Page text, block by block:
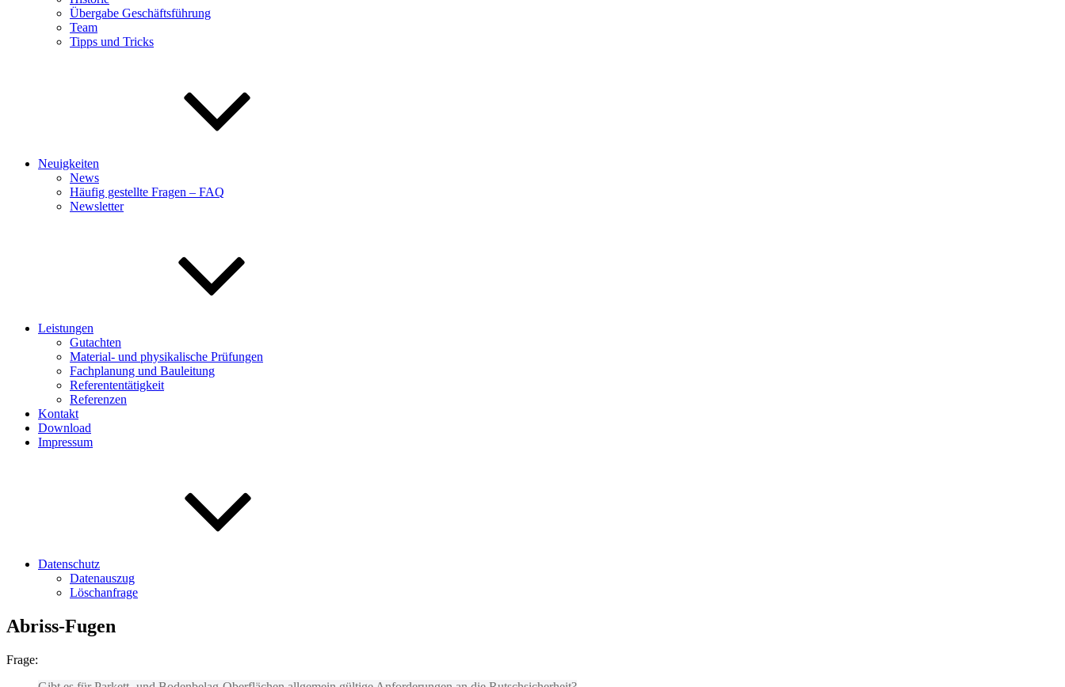
Übergabe Geschäftsführung
Team
Tipps und Tricks
Neuigkeiten
News
Häufig gestellte Fragen – FAQ
Newsletter
Leistungen
Gutachten
Material- und physikalische Prüfungen
Fachplanung und Bauleitung
Referententätigkeit
Referenzen
Kontakt
Download
Impressum
Datenschutz
Datenauszug
Löschanfrage
Abriss-Fugen
Frage: